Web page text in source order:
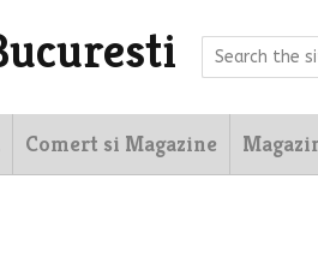
Comert si Magazine